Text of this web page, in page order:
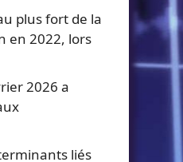
plus fort de la
en 2022, lors
2026 a
liés